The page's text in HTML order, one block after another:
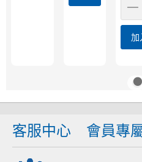
加
客服中心 會員專